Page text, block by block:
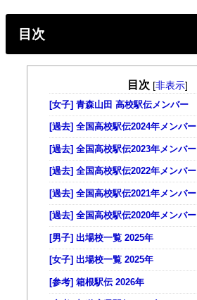
目次
目次 [非表示]
[女子] 青森山田 高校駅伝メンバー
[過去] 全国高校駅伝2024年メンバー
[過去] 全国高校駅伝2023年メンバー
[過去] 全国高校駅伝2022年メンバー
[過去] 全国高校駅伝2021年メンバー
[過去] 全国高校駅伝2020年メンバー
[男子] 出場校一覧 2025年
[女子] 出場校一覧 2025年
[参考] 箱根駅伝 2026年